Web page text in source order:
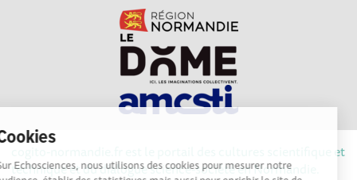
Cookies
Sur Echosciences, nous utilisons des cookies pour mesurer notre
cogito-normandie.fr est le portail des cultures scientifique et
technique et du dialogue science-société en Normandie.